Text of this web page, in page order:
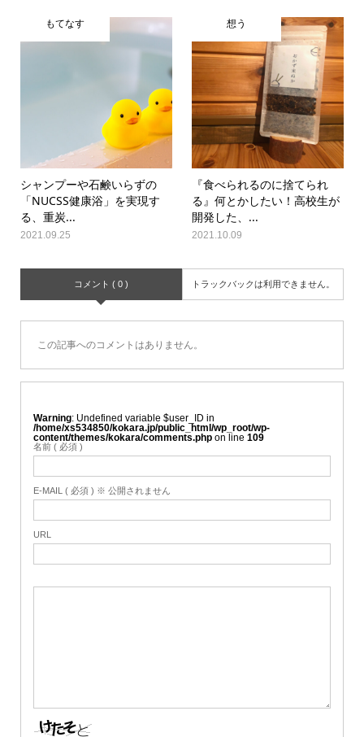
もてなす
シャンプーや石鹸いらずの
「NUCSS健康浴」を実現す
る、重炭...
2021.09.25
想う
『食べられるのに捨てられ
る』何とかしたい！高校生が
開発した、...
2021.10.09
コメント ( 0 ) トラックバックは利用できません。
この記事へのコメントはありません。
Warning : Undefined variable $user_ID in
/home/xs534850/kokara.jp/public_html/wp_root/wp-
content/themes/kokara/comments.phpon line 109
名前 ( 必須 )
E-MAIL ( 必須 ) ※ 公開されません
URL